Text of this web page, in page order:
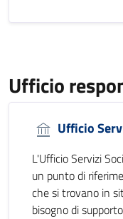
Ufficio
Ufficio
L'Ufficio Servizi
un punto di
che si trovano in
bisogno di supporto